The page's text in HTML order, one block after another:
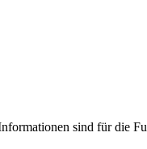
sind für die